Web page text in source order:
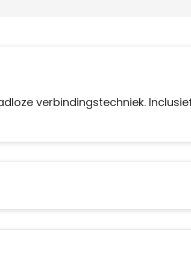
verbindingstechniek.